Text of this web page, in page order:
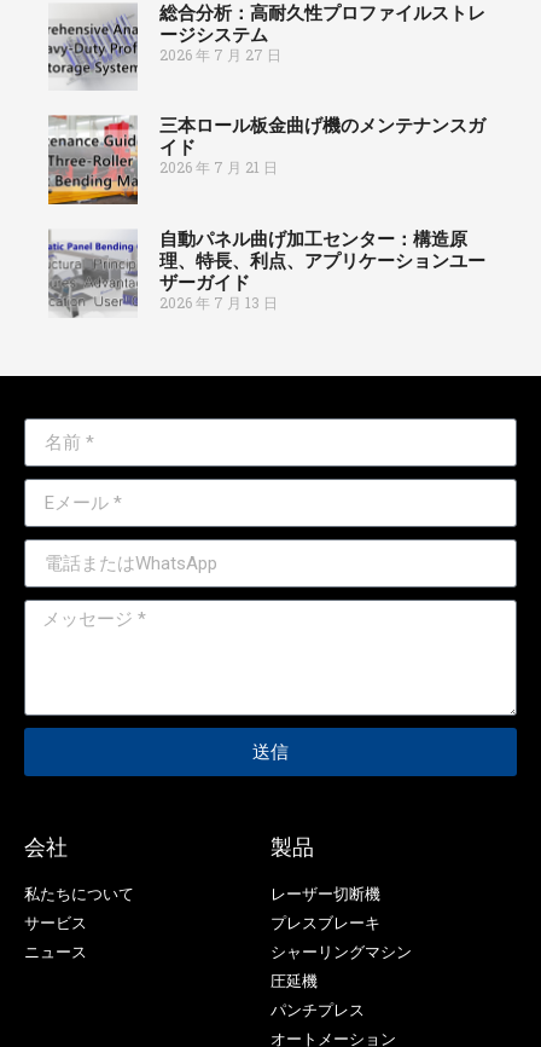
総合分析：高耐久性プロファイルストレ
ージシステム
2026 年 7 月 27 日
三本ロール板金曲げ機のメンテナンスガ
イド
2026 年 7 月 21 日
自動パネル曲げ加工センター：構造原
理、特長、利点、アプリケーションユー
ザーガイド
2026 年 7 月 13 日
送信
会社
私たちについて
サービス
ニュース
製品
レーザー切断機
プレスブレーキ
シャーリングマシン
圧延機
パンチプレス
オートメーション